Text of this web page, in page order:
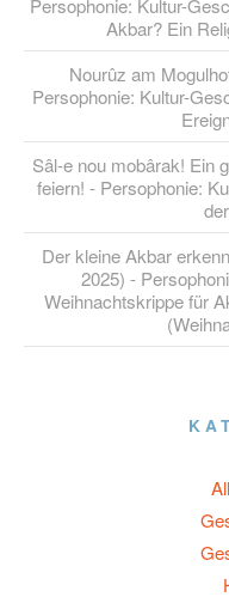
Persophonie: Kultur-
Akbar? Ein
Nourûz am
Persophonie: Kultur-
Sâl-e nou mobârak! Ein
feiern! - Persophonie:
Der kleine Akbar
2025) -
Weihnachtskrippe für